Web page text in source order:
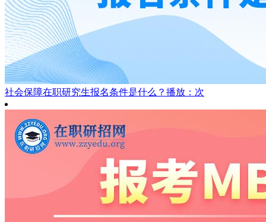
社会保障在职研究生报名条件是什么？ 播放：次